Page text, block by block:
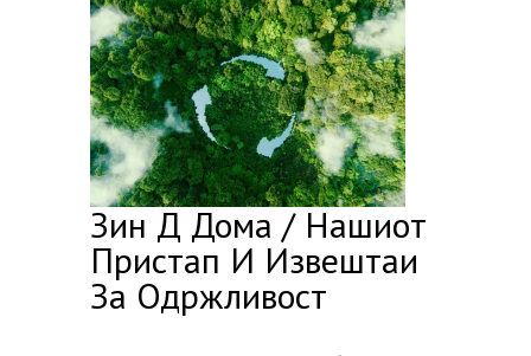
Зин Д Дома / Нашиот
Пристап И Извештаи
За Одржливост